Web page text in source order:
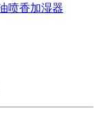
喷香加湿器